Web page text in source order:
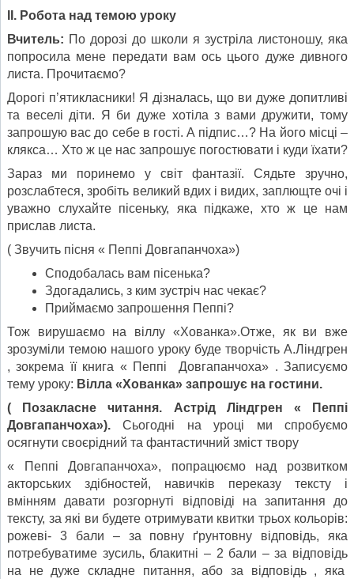
ІІ. Робота над темою уроку
Вчитель: По дорозі до школи я зустріла листоношу, яка
попросила мене передати вам ось цього дуже дивного
листа. Прочитаємо?
Дорогі п’ятикласники! Я дізналась, що ви дуже допитливі
та веселі діти. Я би дуже хотіла з вами дружити, тому
запрошую вас до себе в гості. А підпис…? На його місці –
клякса… Хто ж це нас запрошує погостювати і куди їхати?
Зараз ми поринемо у світ фантазії. Сядьте зручно,
розслабтеся, зробіть великий вдих і видих, заплющте очі і
уважно слухайте пісеньку, яка підкаже, хто ж це нам
прислав листа.
( Звучить пісня « Пеппі Довгапанчоха»)
Сподобалась вам пісенька?
Здогадались, з ким зустріч нас чекає?
Приймаємо запрошення Пеппі?
Тож вирушаємо на віллу «Хованка».Отже, як ви вже
зрозуміли темою нашого уроку буде творчість А.Ліндгрен
, зокрема її книга « Пеппі Довгапанчоха» . Записуємо
тему уроку: Вілла «Хованка» запрошує на гостини.
( Позакласне читання. Астрід Ліндгрен « Пеппі
Довгапанчоха»).Сьогодні на уроці ми спробуємо
осягнути своєрідний та фантастичний зміст твору
« Пеппі Довгапанчоха», попрацюємо над розвитком
акторських здібностей, навичків переказу тексту і
вмінням давати розгорнуті відповіді на запитання до
тексту, за які ви будете отримувати квитки трьох кольорів:
рожеві- 3 бали – за повну ґрунтовну відповідь, яка
потребуватиме зусиль, блакитні – 2 бали – за відповідь
на не дуже складне питання, або за відповідь , яка